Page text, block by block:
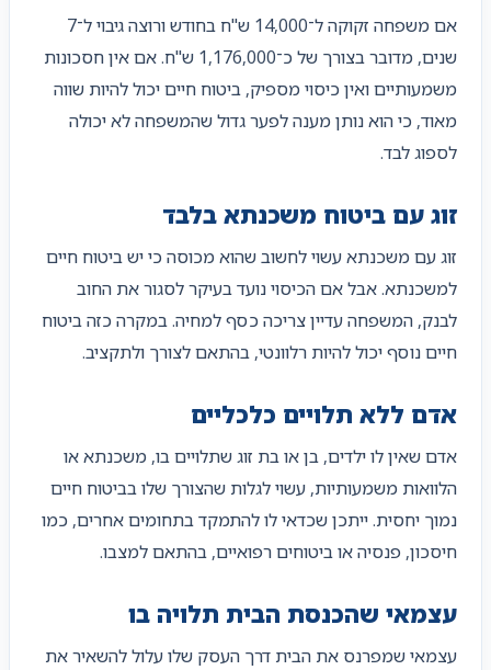
אם משפחה זקוקה ל־14,000 ש"ח בחודש ורוצה גיבוי ל־7
שנים, מדובר בצורך של כ־1,176,000 ש"ח. אם אין חסכונות
משמעותיים ואין כיסוי מספיק, ביטוח חיים יכול להיות שווה
מאוד, כי הוא נותן מענה לפער גדול שהמשפחה לא יכולה
לספוג לבד.
זוג עם ביטוח משכנתא בלבד
זוג עם משכנתא עשוי לחשוב שהוא מכוסה כי יש ביטוח חיים
למשכנתא. אבל אם הכיסוי נועד בעיקר לסגור את החוב
לבנק, המשפחה עדיין צריכה כסף למחיה. במקרה כזה ביטוח
חיים נוסף יכול להיות רלוונטי, בהתאם לצורך ולתקציב.
אדם ללא תלויים כלכליים
אדם שאין לו ילדים, בן או בת זוג שתלויים בו, משכנתא או
הלוואות משמעותיות, עשוי לגלות שהצורך שלו בביטוח חיים
נמוך יחסית. ייתכן שכדאי לו להתמקד בתחומים אחרים, כמו
חיסכון, פנסיה או ביטוחים רפואיים, בהתאם למצבו.
עצמאי שהכנסת הבית תלויה בו
עצמאי שמפרנס את הבית דרך העסק שלו עלול להשאיר את